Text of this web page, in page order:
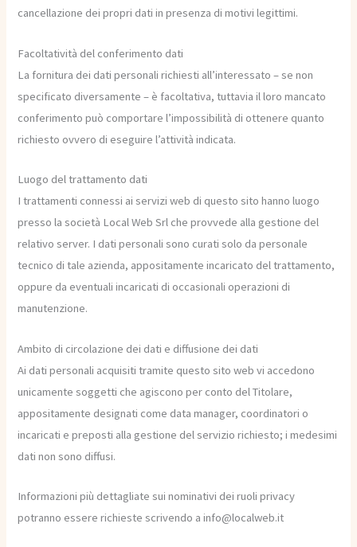
cancellazione dei propri dati in presenza di motivi legittimi.
Facoltatività del conferimento dati
La fornitura dei dati personali richiesti all’interessato – se non
specificato diversamente – è facoltativa, tuttavia il loro mancato
conferimento può comportare l’impossibilità di ottenere quanto
richiesto ovvero di eseguire l’attività indicata.
Luogo del trattamento dati
I trattamenti connessi ai servizi web di questo sito hanno luogo
presso la società Local Web Srl che provvede alla gestione del
relativo server. I dati personali sono curati solo da personale
tecnico di tale azienda, appositamente incaricato del trattamento,
oppure da eventuali incaricati di occasionali operazioni di
manutenzione.
Ambito di circolazione dei dati e diffusione dei dati
Ai dati personali acquisiti tramite questo sito web vi accedono
unicamente soggetti che agiscono per conto del Titolare,
appositamente designati come data manager, coordinatori o
incaricati e preposti alla gestione del servizio richiesto; i medesimi
dati non sono diffusi.
Informazioni più dettagliate sui nominativi dei ruoli privacy
potranno essere richieste scrivendo a info@localweb.it